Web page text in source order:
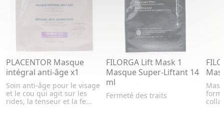
PLACENTOR Masque
intégral anti-âge x1
Soin anti-âge pour le visage
et le cou qui agit sur les
rides, la tenseur et la fe...
FILORGA Lift Mask 1
Masque Super-Liftant 14
ml
Fermeté des traits